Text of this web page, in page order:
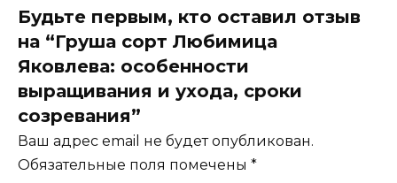
Будьте первым, кто оставил отзыв
на “Груша сорт Любимица
Яковлева: особенности
выращивания и ухода, сроки
созревания”
Ваш адрес email не будет опубликован.
Обязательные поля помечены *